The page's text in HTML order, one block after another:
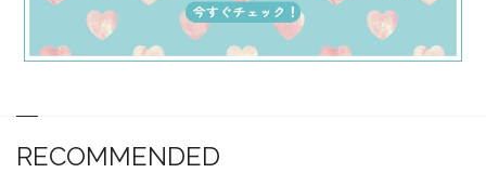
RECOMMENDED